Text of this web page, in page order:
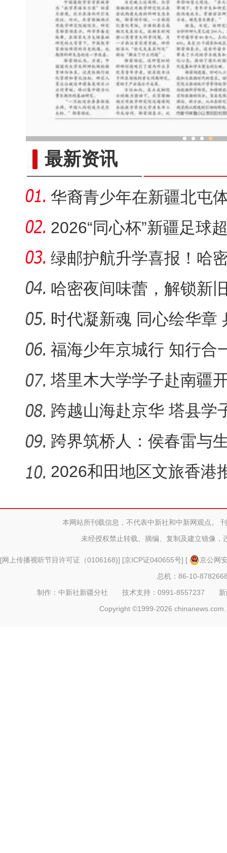
最新资讯
华裔青少年在新疆北屯
2026“同心杯”新疆足球
问鼎
绿邮护航升学喜报！哈
能源铁道
哈密夜间味蕾，解锁新
时代凝新魂 同心绘华章
彩上演
福海少年京城行 知行
祖国行
塔里木大学学子赴南疆
普实践：
跨越山海赴京华 塔县
尔干县“
跨界筑桥人：侯春雷与
2026和田地区文旅香港
本网站所刊载信息，不代表中新社和中新网观点。
未经授权禁止转载、摘编、复制及建立镜像，
[网上传播视听节目许可证（0106168)] [京ICP证040655号] [
京公网
总机：86-10-
制作：中新社新疆分社 技术支持：0991-8557237
Copyright ©1999-2026